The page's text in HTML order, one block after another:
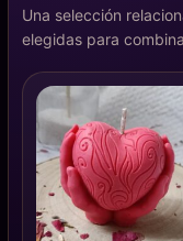
Una selección
elegidas para